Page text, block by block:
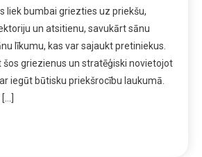
liek bumbai griezties uz priekšu,
un atsitienu, savukārt sānu
līkumu, kas var sajaukt pretiniekus.
griezienus un stratēģiski novietojot
iegūt būtisku priekšrocību laukumā.